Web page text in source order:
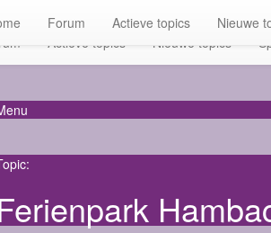
Actieve topics Nieuwe topics
Forum Actieve topics Nieuwe